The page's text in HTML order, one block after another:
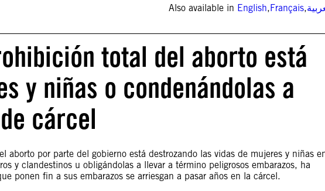
Also available in English,Français,
total del aborto está
y niñas o condenándolas a
cárcel
aborto por parte del gobierno está destrozando las vidas de mujeres y niñas
y clandestinos u obligándolas a llevar a término peligrosos embarazos, ha
ponen fin a sus embarazos se arriesgan a pasar años en la cárcel.